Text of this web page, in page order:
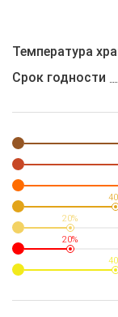
Температура
Срок годности
20%
20%